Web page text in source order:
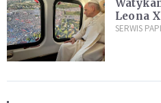
Leona
kraje
SERWIS